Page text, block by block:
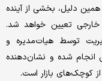
همین دلیل، بخشی از آینده
تعیین خواهد شد.
توسط هیات‌مدیره و
انجام شده و نشان‌دهنده
از کوچک‌های بازار است.